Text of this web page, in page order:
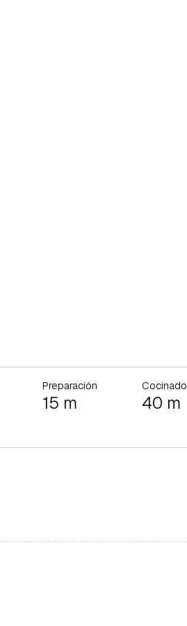
Preparación
15 m
Cocinado
40 m